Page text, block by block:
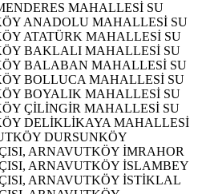
MAHALLESİ SU
ANADOLU MAHALLESİ SU
ATATÜRK MAHALLESİ SU
BAKLALI MAHALLESİ SU
BALABAN MAHALLESİ SU
BOLLUCA MAHALLESİ SU
BOYALIK MAHALLESİ SU
ÇİLİNGİR MAHALLESİ SU
DELİKLİKAYA MAHALLESİ
DURSUNKÖY
ARNAVUTKÖY İMRAHOR
ARNAVUTKÖY İSLAMBEY
ARNAVUTKÖY İSTİKLAL